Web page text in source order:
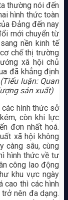
thường nói đến
hình thức toàn
Đảng đến nay
mới chuyển từ
nền kinh tế
chế thị trường
xã hội chủ
đã khẳng định
(Tiểu luận: Quan
sản xuất)
hình thức sở
còn khi lực
đơn nhất hoá.
xã hội không
càng sâu, cùng
hình thức về tư
công lao động
khu vực ngày
cao thì các hình
nên đa dạng.